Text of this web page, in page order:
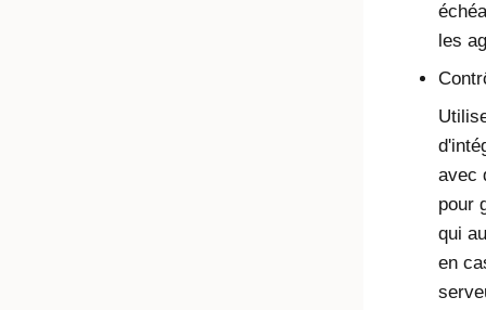
les
avec
pour
qui
en